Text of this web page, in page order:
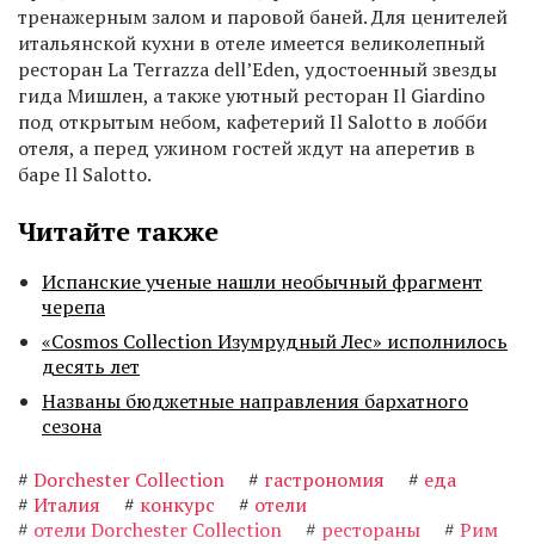
тренажерным залом и паровой баней. Для ценителей
итальянской кухни в отеле имеется великолепный
ресторан La Terrazza dell’Eden, удостоенный звезды
гида Мишлен, а также уютный ресторан Il Giardino
под открытым небом, кафетерий Il Salotto в лобби
отеля, а перед ужином гостей ждут на аперетив в
баре Il Salotto.
Читайте также
Испанские ученые нашли необычный фрагмент
черепа
«Cosmos Collection Изумрудный Лес» исполнилось
десять лет
Названы бюджетные направления бархатного
сезона
# Dorchester Collection # гастрономия # еда
# Италия # конкурс # отели
# отели Dorchester Collection # рестораны # Рим